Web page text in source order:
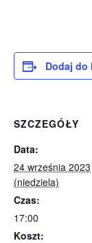
Dodaj do
SZCZEGÓŁY
Data:
24 września 2023
(niedziela)
Czas:
17:00
Koszt: